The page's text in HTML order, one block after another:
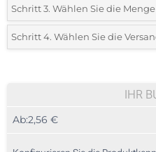
*Wählen Sie die Druck- und
1 Farbig (Rundum-Druck)
Runder Laserdruck (Rundum-
Schritt 3. Wählen Sie die Menge
*Bitte wählen Sie Ihre
20
Schritt 4. Wählen Sie die
IHR
Ab:2,56 €